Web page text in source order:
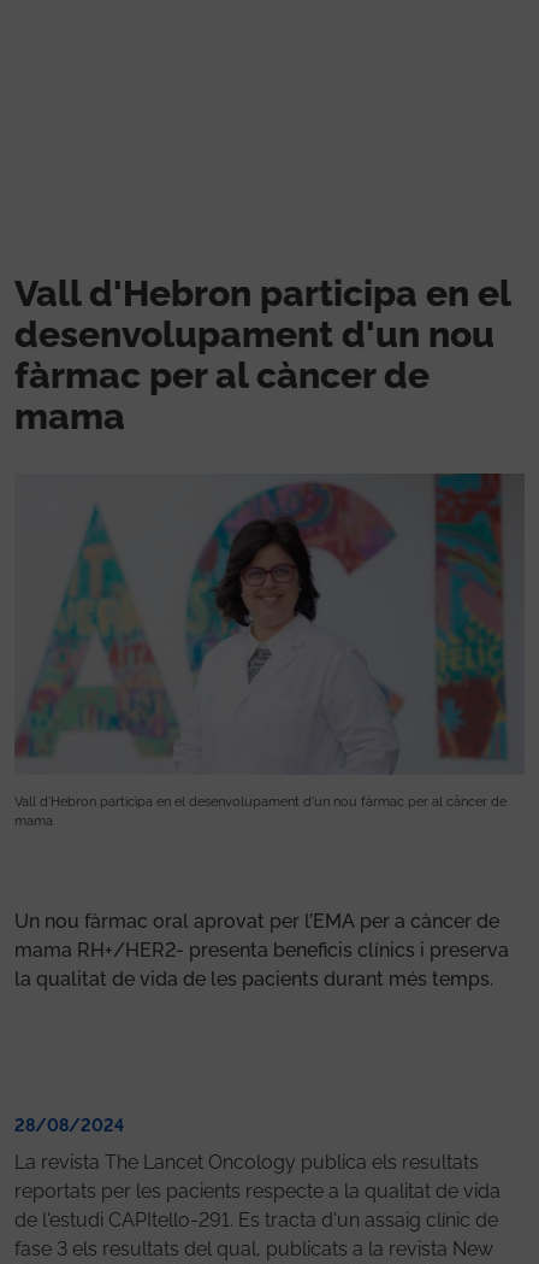
Vall d'Hebron participa en el
desenvolupament d'un nou
fàrmac per al càncer de
mama
Vall d'Hebron participa en el desenvolupament d'un nou fàrmac per al càncer de
mama
Un nou fàrmac oral aprovat per l’EMA per a càncer de
mama RH+/HER2- presenta beneficis clínics i preserva
la qualitat de vida de les pacients durant més temps.
28/08/2024
La revista The Lancet Oncology publica els resultats
reportats per les pacients respecte a la qualitat de vida
de l'estudi CAPItello-291. Es tracta d'un assaig clínic de
fase 3 els resultats del qual, publicats a la revista New